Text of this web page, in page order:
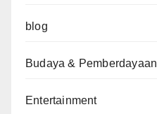
blog
Budaya & Pemberdayaan
Entertainment